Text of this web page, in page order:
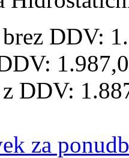
DDV:
DDV:
za